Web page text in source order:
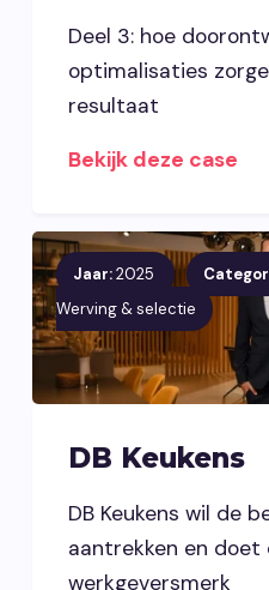
Deel 3: hoe
optimalisaties
resultaat
Bekijk deze case
Jaar:2025
Werving & selectie
DB Keukens
DB Keukens wil de
aantrekken en
werkgeversmerk